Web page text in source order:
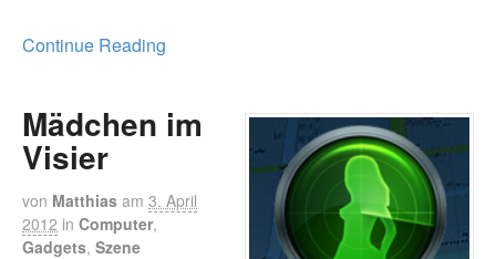
Continue Reading
Mädchen im
Visier
von Matthias am 3. April
2012 in Computer,
Gadgets, Szene